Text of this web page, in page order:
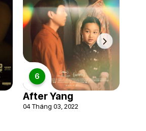
6
After Yang
04 Tháng 03, 2022